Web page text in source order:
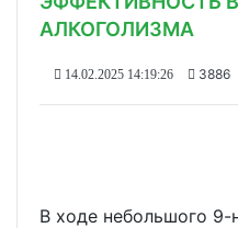
АЛКОГОЛИЗМА
14.02.2025 14:19:26 3886
В ходе небольшого 9-